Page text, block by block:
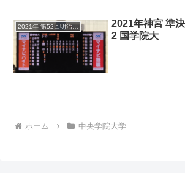
2021年 第52回明治神宮野球大会
2021年神宮 準
2 国学院大
ホーム 中央学院大学